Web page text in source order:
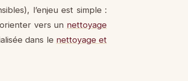
l’enjeu est simple :
vers un nettoyage
dans le nettoyage et